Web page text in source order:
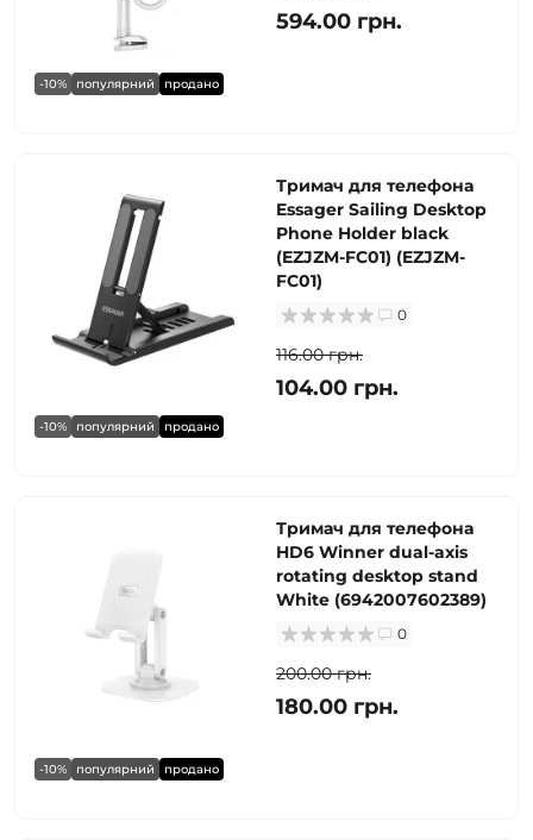
-10% популярний продано
594.00 грн.
-10% популярний продано
Тримач для телефона
Essager Sailing Desktop
Phone Holder black
(EZJZM-FC01) (EZJZM-
FC01)
0
116.00 грн.
104.00 грн.
-10% популярний продано
Тримач для телефона
HD6 Winner dual-axis
rotating desktop stand
White (6942007602389)
0
200.00 грн.
180.00 грн.